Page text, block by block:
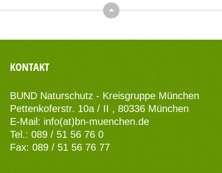
Top
KONTAKT
BUND Naturschutz - Kreisgruppe München
Pettenkoferstr. 10a / II , 80336 München
E-Mail: info(at)bn-muenchen.de
Tel.: 089 / 51 56 76 0
Fax: 089 / 51 56 76 77